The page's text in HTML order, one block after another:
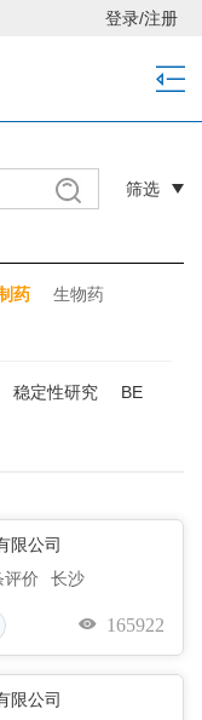
登录/注册
筛选
药
生物药
稳定性研究
BE
限公司
评价 长沙
165922
限公司